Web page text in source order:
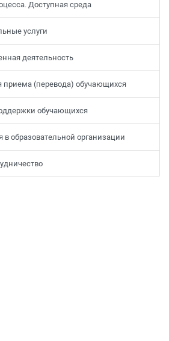
Доступная среда
услуги
деятельность
приема (перевода) обучающихся
обучающихся
в образовательной организации